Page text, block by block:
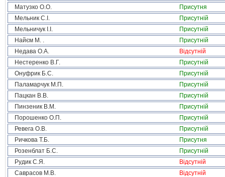
Матузко О.О.
Присутня
Мельник С.І.
Присутній
Мельничук І.І.
Присутній
Найєм М. .
Присутній
Недава О.А.
Відсутній
Нестеренко В.Г.
Присутній
Онуфрик Б.С.
Присутній
Паламарчук М.П.
Присутній
Пацкан В.В.
Присутній
Пинзеник В.М.
Присутній
Порошенко О.П.
Присутній
Ревега О.В.
Присутній
Ричкова Т.Б.
Присутня
Розенблат Б.С.
Присутній
Рудик С.Я.
Відсутній
Саврасов М.В.
Відсутній